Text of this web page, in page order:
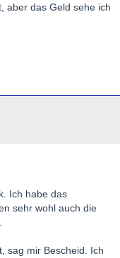
aber das Geld sehe ich
Ich habe das
sehr wohl auch die
sag mir Bescheid. Ich